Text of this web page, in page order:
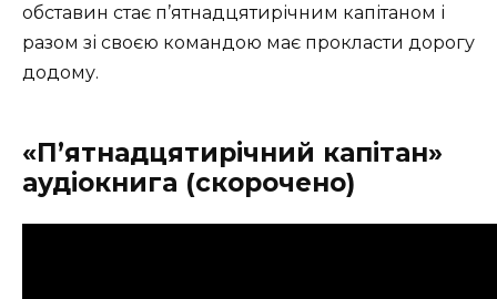
обставин стає п’ятнадцятирічним капітаном і
разом зі своєю командою має прокласти дорогу
додому.
«П’ятнадцятирічний капітан»
аудіокнига (скорочено)